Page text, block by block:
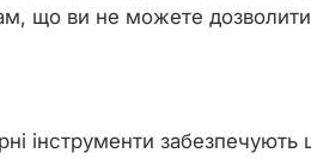
що ви не можете
інструменти забезпечують